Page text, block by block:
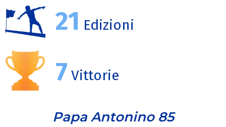
21 Edizioni
7 Vittorie
Papa Antonino 85